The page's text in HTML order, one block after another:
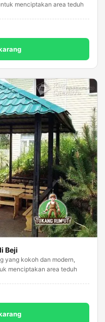
menciptakan area teduh
Beji
yang kokoh dan modern,
menciptakan area teduh